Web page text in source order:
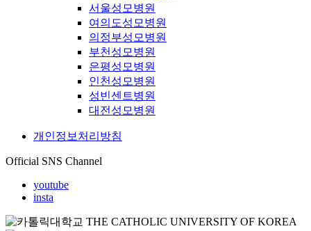
서울성모병원
여의도성모병원
의정부성모병원
부천성모병원
은평성모병원
인천성모병원
성빈센트병원
대전성모병원
개인정보처리방침
Official SNS Channel
youtube
insta